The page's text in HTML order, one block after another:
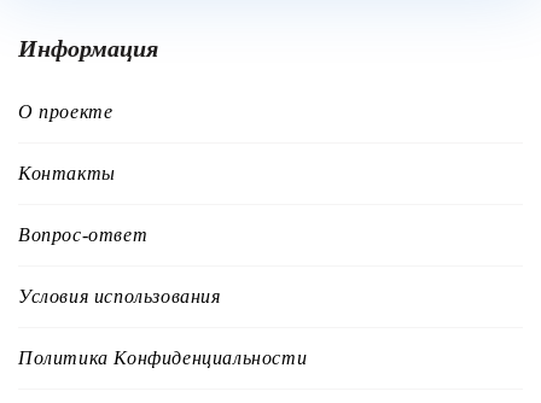
Информация
О проекте
Контакты
Вопрос-ответ
Условия использования
Политика Конфиденциальности